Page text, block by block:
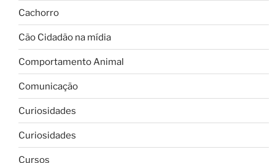
Cachorro
Cão Cidadão na mídia
Comportamento Animal
Comunicação
Curiosidades
Curiosidades
Cursos